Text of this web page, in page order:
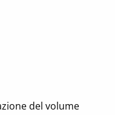
del volume